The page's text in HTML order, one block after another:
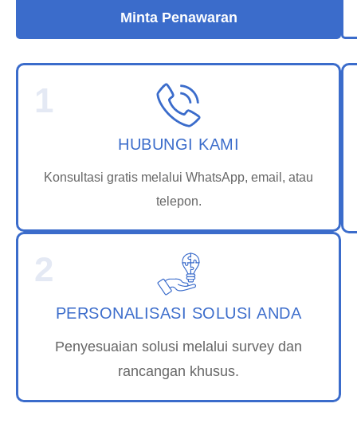
Minta Penawaran
HUBUNGI KAMI
Konsultasi gratis melalui WhatsApp, email, atau
telepon.
1
PERSONALISASI SOLUSI ANDA
Penyesuaian solusi melalui survey dan
rancangan khusus.
2